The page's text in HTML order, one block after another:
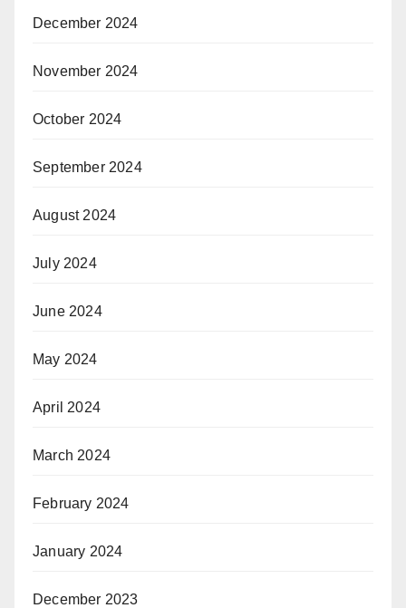
December 2024
November 2024
October 2024
September 2024
August 2024
July 2024
June 2024
May 2024
April 2024
March 2024
February 2024
January 2024
December 2023